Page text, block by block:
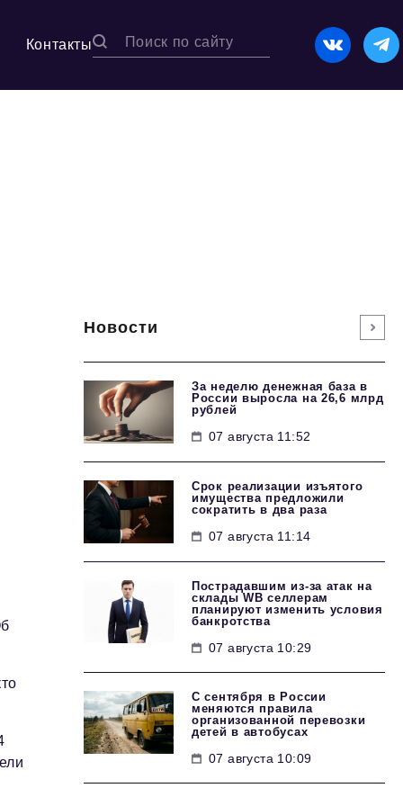
Контакты
Новости
За неделю денежная база в
России выросла на 26,6 млрд
рублей
07 августа 11:52
Срок реализации изъятого
имущества предложили
сократить в два раза
07 августа 11:14
Пострадавшим из-за атак на
склады WВ селлерам
планируют изменить условия
банкротства
07 августа 10:29
С сентября в России
меняются правила
организованной перевозки
детей в автобусах
07 августа 10:09